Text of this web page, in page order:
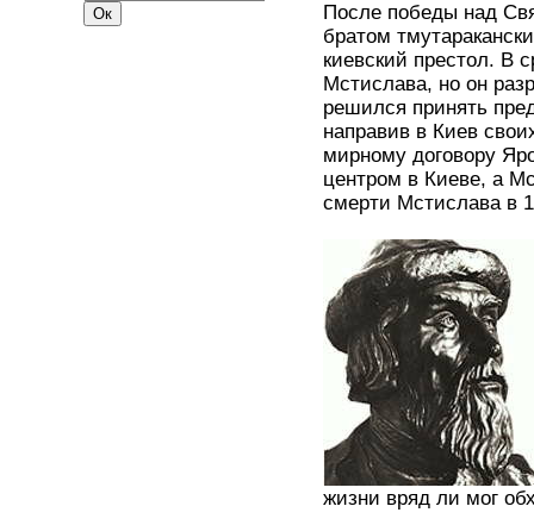
После победы над
братом
киевский престол. В
Мстислава, но он
решился принять
направив в Киев
мирному договору
центром в Киеве, а
смерти Мстислава в
жизни вряд ли мог